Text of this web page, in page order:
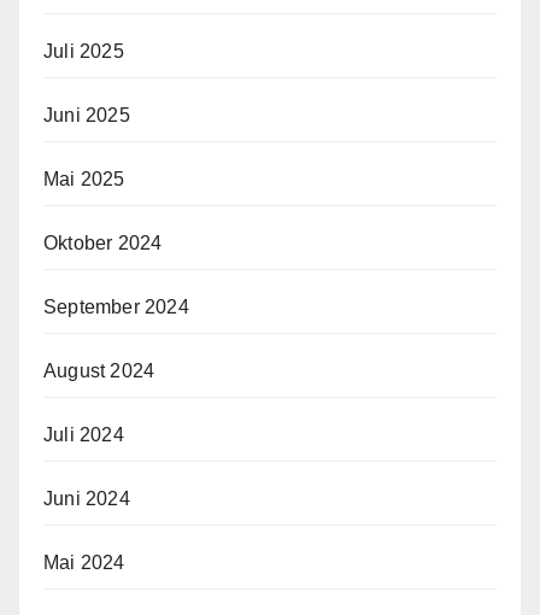
Juli 2025
Juni 2025
Mai 2025
Oktober 2024
September 2024
August 2024
Juli 2024
Juni 2024
Mai 2024